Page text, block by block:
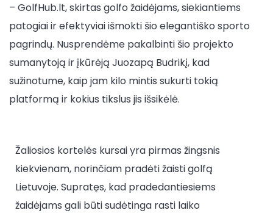
– GolfHub.lt, skirtas golfo žaidėjams, siekiantiems
patogiai ir efektyviai išmokti šio elegantiško sporto
pagrindų. Nusprendėme pakalbinti šio projekto
sumanytoją ir įkūrėją Juozapą Budrikį, kad
sužinotume, kaip jam kilo mintis sukurti tokią
platformą ir kokius tikslus jis išsikėlė.
Žaliosios kortelės kursai yra pirmas žingsnis
kiekvienam, norinčiam pradėti žaisti golfą
Lietuvoje. Supratęs, kad pradedantiesiems
žaidėjams gali būti sudėtinga rasti laiko